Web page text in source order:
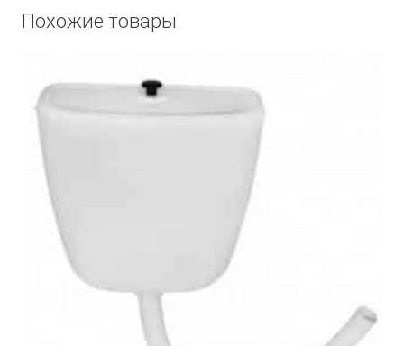
Похожие товары